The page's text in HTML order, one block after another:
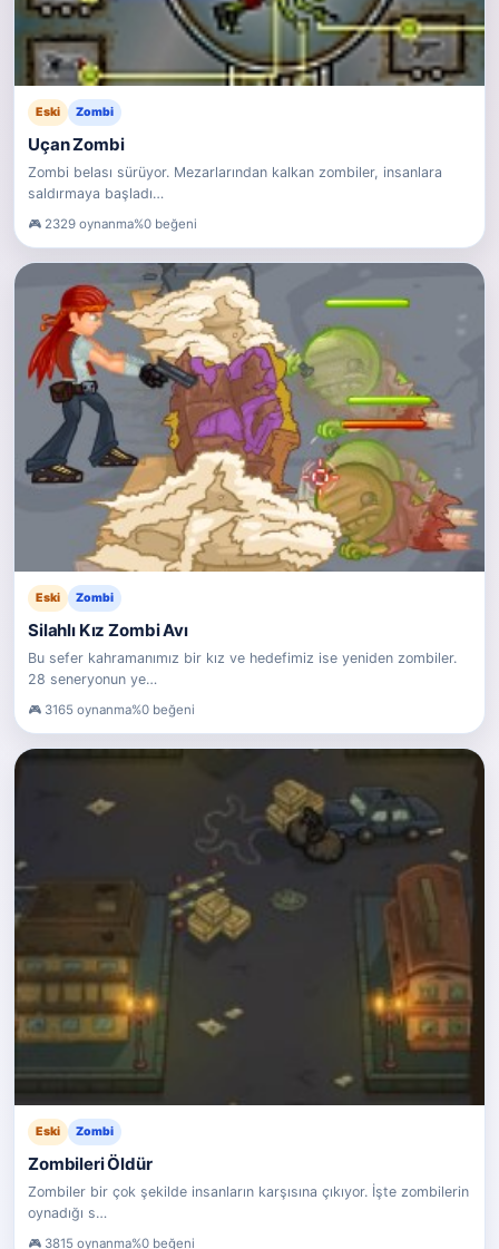
Eski Zombi
Uçan Zombi
Zombi belası sürüyor. Mezarlarından kalkan zombiler, insanlara
saldırmaya başladı…
2329 oynanma%0 beğeni
Eski Zombi
Silahlı Kız Zombi Avı
Bu sefer kahramanımız bir kız ve hedefimiz ise yeniden zombiler.
28 seneryonun ye…
3165 oynanma%0 beğeni
Eski Zombi
Zombileri Öldür
Zombiler bir çok şekilde insanların karşısına çıkıyor. İşte zombilerin
oynadığı s…
3815 oynanma%0 beğeni